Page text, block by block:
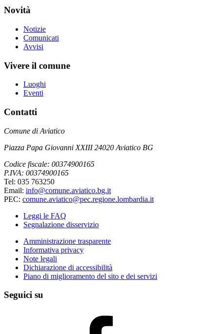
Novità
Notizie
Comunicati
Avvisi
Vivere il comune
Luoghi
Eventi
Contatti
Comune di Aviatico
Piazza Papa Giovanni XXIII 24020 Aviatico BG
Codice fiscale: 00374900165
P.IVA: 00374900165
Tel: 035 763250
Email: info@comune.aviatico.bg.it
PEC: comune.aviatico@pec.regione.lombardia.it
Leggi le FAQ
Segnalazione disservizio
Amministrazione trasparente
Informativa privacy
Note legali
Dichiarazione di accessibilità
Piano di miglioramento del sito e dei servizi
Seguici su